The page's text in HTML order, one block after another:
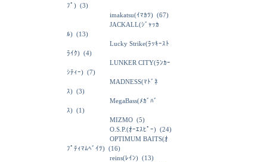
ﾌﾟ) (3)
imakatsu(ｲﾏｶﾂ) (67)
JACKALL(ｼﾞｬｯｶ
ﾙ) (13)
Lucky Strike(ﾗｯｷｰｽﾄ
ﾗｲｸ) (4)
LUNKER CITY(ﾗﾝｶｰ
ｼﾃｨｰ) (7)
MADNESS(ﾏﾄﾞﾈ
ｽ) (3)
MegaBass(ﾒｶﾞﾊﾞ
ｽ) (1)
MIZMO (5)
O.S.P.(ｵｰｴｽﾋﾟｰ) (24)
OPTIMUM BAITS(ｵ
ﾌﾟﾃｨﾏﾑﾍﾞｲﾂ) (16)
reins(ﾚｲﾝ) (13)